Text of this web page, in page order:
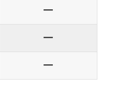
ー
ー
ー